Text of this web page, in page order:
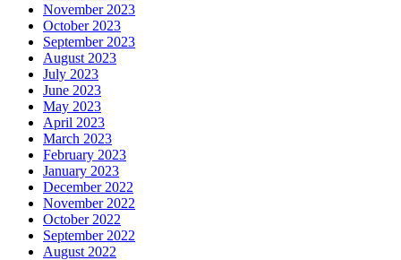
November 2023
October 2023
September 2023
August 2023
July 2023
June 2023
May 2023
April 2023
March 2023
February 2023
January 2023
December 2022
November 2022
October 2022
September 2022
August 2022